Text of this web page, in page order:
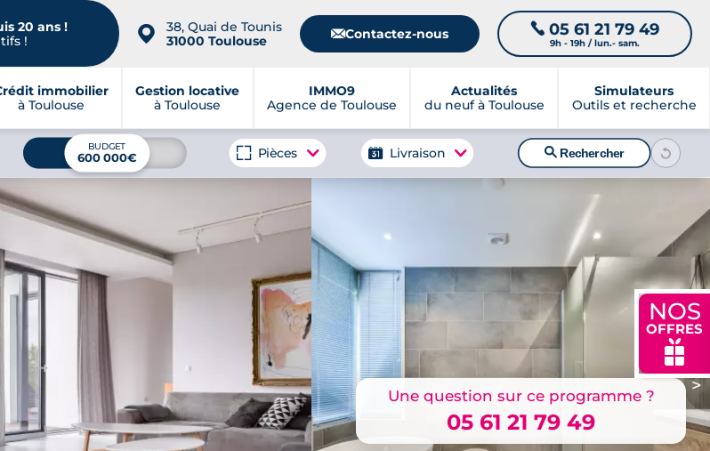
20 ans !
! 📍
38, Quai de Tounis
31000 Toulouse
📧Contactez-nous 📞 05 61 21 79 49
9h - 19h / lun.- sam.
immobilier
à Toulouse
Gestion locative
à Toulouse
IMMO9
Agence de Toulouse
Actualités
du neuf à Toulouse
Simulateurs
Outils et recherche
NOS
OFFRES
🎁
BUDGET
600 000€ Pièces Livraison 🔍Rechercher
>
Une question sur ce programme ?
05 61 21 79 49